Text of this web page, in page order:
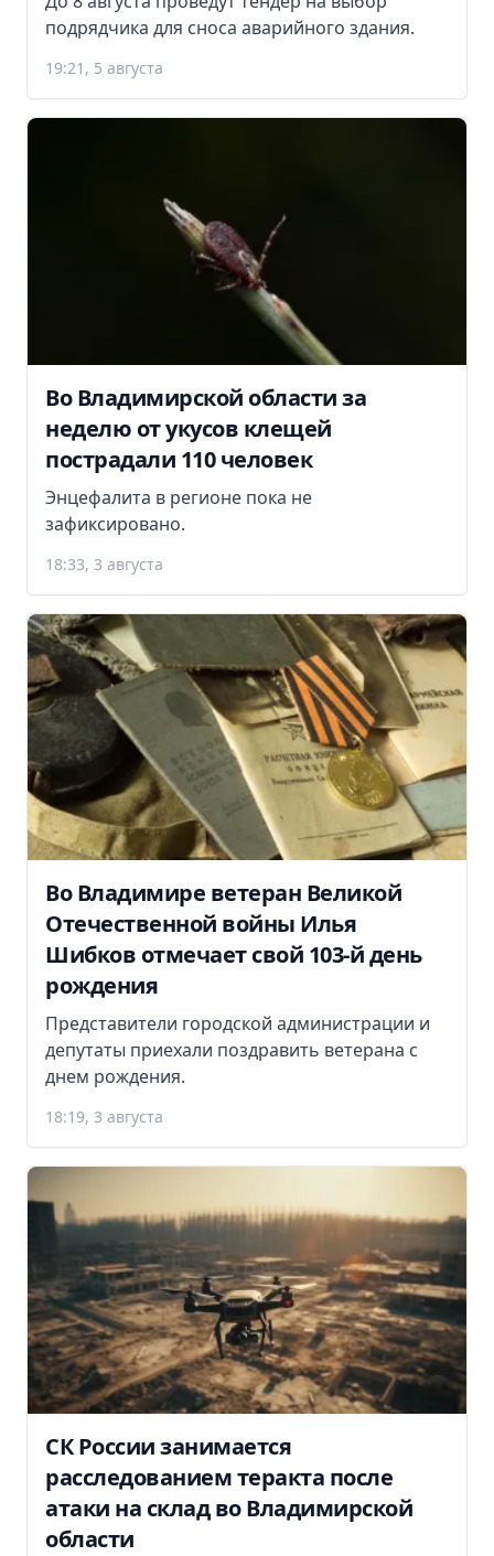
подрядчика для сноса аварийного здания.
19:21, 5 августа
Во Владимирской области за
неделю от укусов клещей
пострадали 110 человек
Энцефалита в регионе пока не
зафиксировано.
18:33, 3 августа
Во Владимире ветеран Великой
Отечественной войны Илья
Шибков отмечает свой 103-й день
рождения
Представители городской администрации и
депутаты приехали поздравить ветерана с
днем рождения.
18:19, 3 августа
СК России занимается
расследованием теракта после
атаки на склад во Владимирской
области